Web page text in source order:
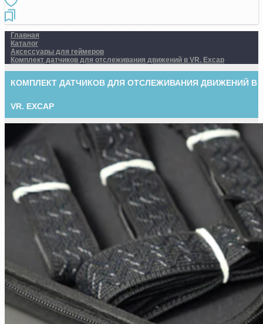
Главная
Каталог
Аксессуары для геймеров
Комплект датчиков для отслеживания движений в VR. Excap
КОМПЛЕКТ ДАТЧИКОВ ДЛЯ ОТСЛЕЖИВАНИЯ ДВИЖЕНИЙ В
VR. EXCAP